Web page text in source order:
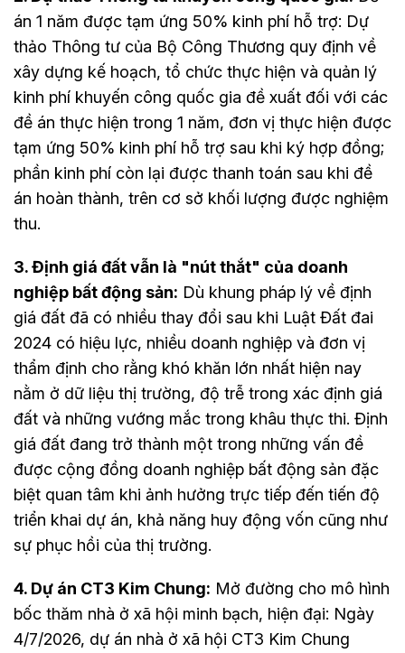
án 1 năm được tạm ứng 50% kinh phí hỗ trợ: Dự
thảo Thông tư của Bộ Công Thương quy định về
xây dựng kế hoạch, tổ chức thực hiện và quản lý
kinh phí khuyến công quốc gia đề xuất đối với các
đề án thực hiện trong 1 năm, đơn vị thực hiện được
tạm ứng 50% kinh phí hỗ trợ sau khi ký hợp đồng;
phần kinh phí còn lại được thanh toán sau khi đề
án hoàn thành, trên cơ sở khối lượng được nghiệm
thu.
3. Định giá đất vẫn là "nút thắt" của doanh
nghiệp bất động sản: Dù khung pháp lý về định
giá đất đã có nhiều thay đổi sau khi Luật Đất đai
2024 có hiệu lực, nhiều doanh nghiệp và đơn vị
thẩm định cho rằng khó khăn lớn nhất hiện nay
nằm ở dữ liệu thị trường, độ trễ trong xác định giá
đất và những vướng mắc trong khâu thực thi. Định
giá đất đang trở thành một trong những vấn đề
được cộng đồng doanh nghiệp bất động sản đặc
biệt quan tâm khi ảnh hưởng trực tiếp đến tiến độ
triển khai dự án, khả năng huy động vốn cũng như
sự phục hồi của thị trường.
4. Dự án CT3 Kim Chung: Mở đường cho mô hình
bốc thăm nhà ở xã hội minh bạch, hiện đại: Ngày
4/7/2026, dự án nhà ở xã hội CT3 Kim Chung